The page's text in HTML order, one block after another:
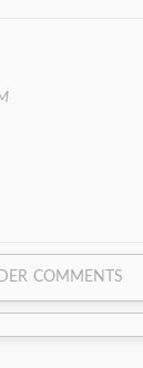
COMMENTS